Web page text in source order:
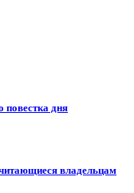
повестка дня
владельцам